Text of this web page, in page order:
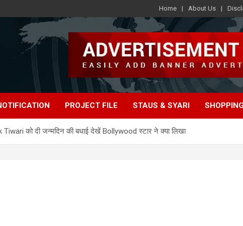
Home About Us
PROJECT FILE STAUS & SYARI
को दी जन्मदिन की बधाई देखें Bollywood स्टार ने क्या लिखा